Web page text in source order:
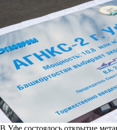
В Уфе состоялось открытие